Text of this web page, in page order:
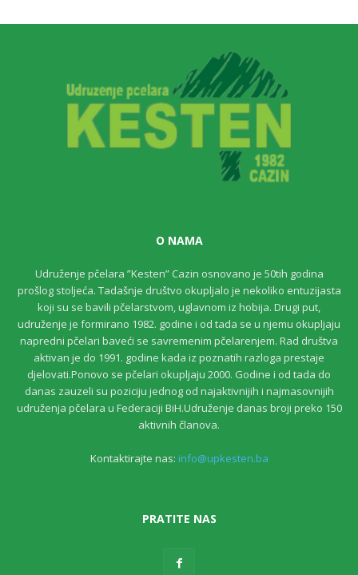
O NAMA
Udruženje pčelara ”Kesten” Cazin osnovano je 50tih godina
prošlog stoljeća. Tadašnje društvo okupljalo je nekoliko entuzijasta
koji su se bavili pčelarstvom, uglavnom iz hobija. Drugi put,
udruženje je formirano 1982. godine i od tada se u njemu okupljaju
napredni pčelari baveći se savremenim pčelarenjem. Rad društva
aktivan je do 1991. godine kada iz poznatih razloga prestaje
djelovati.Ponovo se pčelari okupljaju 2000. Godine i od tada do
danas zauzeli su poziciju jednog od najaktivnijih i najmasovnijih
udruženja pčelara u Federaciji BiH.Udruženje danas broji preko 150
aktivnih članova.
Kontaktirajte nas: info@upkesten.ba
PRATITE NAS